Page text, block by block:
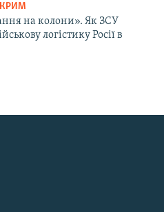
КРИМ
на колони». Як ЗСУ
логістику Росії в